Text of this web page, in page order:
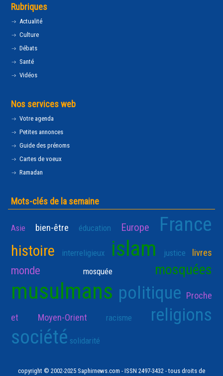
Rubriques
Actualité
Culture
Débats
Santé
Vidéos
Nos services web
Votre agenda
Petites annonces
Guide des prénoms
Cartes de voeux
Ramadan
Mots-clés de la semaine
Asie bien-être éducation Europe France
histoire interreligieux islam justice livres
monde mosquée mosquées
musulmans politique Proche
et Moyen-Orient
racisme religions
société solidarité
copyright © 2002-2025 Saphirnews.com - ISSN 2497-3432 - tous droits de